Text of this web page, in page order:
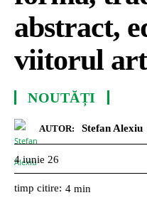
abstract,
viitorul
NOUTĂȚI
AUTOR: Stefan Alexiu
4 iunie 26
timp citire: 4 min